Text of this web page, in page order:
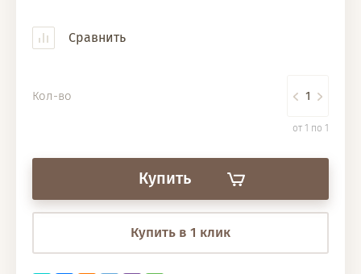
Сравнить
Кол-во
от 1 по 1
Купить
Купить в 1 клик